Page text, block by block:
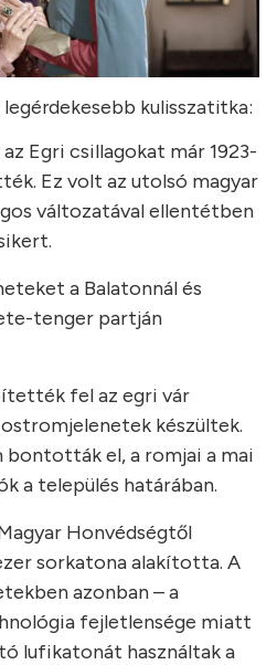
legérdekesebb kulisszatitka:
Egri csillagokat már 1923-
Ez volt az utolsó magyar
változatával ellentétben
a Balatonnál és
tenger partján
fel az egri vár
készültek.
el, a romjai a mai
a település határában.
Honvédségtől
sorkatona alakította. A
azonban – a
fejletlensége miatt
lufikatonát használtak a